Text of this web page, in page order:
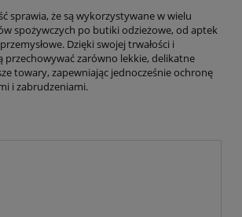
sprawia, że są wykorzystywane w wielu
spożywczych po butiki odzieżowe, od aptek
Dzięki swojej trwałości i
przechowywać zarówno lekkie, delikatne
towary, zapewniając jednocześnie ochronę
i zabrudzeniami.